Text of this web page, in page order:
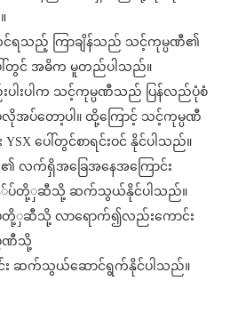
ဆင်ရသည့် ကြာချိန်သည် သင့်ကုမ္ပဏီ၏
ါ်တွင် အဓိက မူတည်ပါသည်။
ါးပါက သင့်ကုမ္ပဏီသည် ပြန်လည်ပုံစံ
း မလိုအပ်တော့ပါ။ ထို့ကြောင့် သင့်ကုမ္ပဏီ
ပေါ်တွင်စာရင်းဝင် နိုင်ပါသည်။
က်ရှိအခြေအနေအကြောင်း
နု်ပ်တို့ှဆီသို့ ဆက်သွယ်နိုင်ပါသည်။
ဆီသို့ လာရောက်၍လည်းကောင်း
ဏီသို့
း ဆက်သွယ်ဆောင်ရွက်နိုင်ပါသည်။